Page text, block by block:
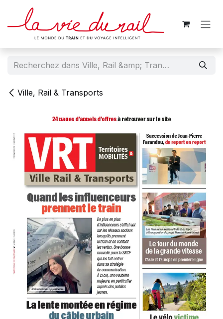
Se rendre au contenu
Ville, Rail & Transports